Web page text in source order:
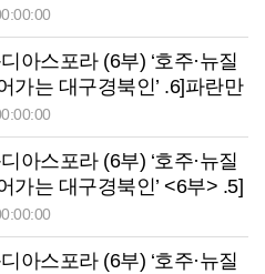
식당업 ‘미다스의 손’ 송진
아스포라 (6부) ‘호주·뉴질
가는 대구경북인’ .6]파란만
의 이민스토리 이기선씨
아스포라 (6부) ‘호주·뉴질
가는 대구경북인’ <6부> .5]
한인총연합회 초대 총회장
아스포라 (6부) ‘호주·뉴질